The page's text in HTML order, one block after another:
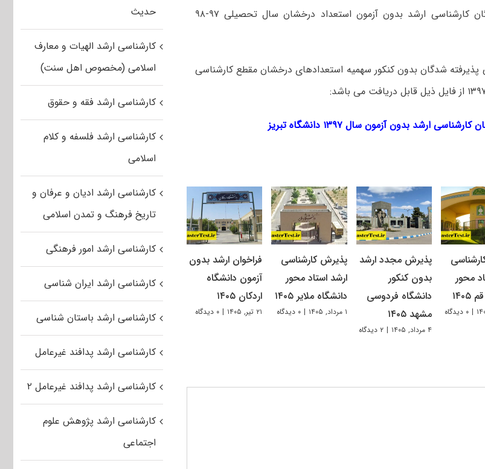
فهرست اسامی پذیرفته‌شدگان کارشناسی ارشد بدون آزمون استعداد درخشان سال تحصیلی ۹۷-۹۸
شدگان بدون کنکور سهمیه استعدادهای درخشان مقطع کارشناسی
ارشد بدون آزمون سال ۱۳۹۷ دانشگاه تبریز
محور
| ۰ دیدگاه
پذیرش مجدد ارشد
بدون کنکور
دانشگاه فردوسی
مشهد ۱۴۰۵
۴ مرداد, ۱۴۰۵ | ۲ دیدگاه
پذیرش کارشناسی
ارشد استاد محور
دانشگاه ملایر ۱۴۰۵
۱ مرداد, ۱۴۰۵ | ۰ دیدگاه
فراخوان ارشد بدون
آزمون دانشگاه
اردکان ۱۴۰۵
۲۱ تیر, ۱۴۰۵ | ۰ دیدگاه
حدیث
کارشناسی ارشد الهیات و معارف
اسلامی (مخصوص اهل سنت)
کارشناسی ارشد فقه و حقوق
کارشناسی ارشد فلسفه و کلام
اسلامی
کارشناسی ارشد ادیان و عرفان و
تاریخ فرهنگ و تمدن اسلامی
کارشناسی ارشد امور فرهنگی
کارشناسی ارشد ایران شناسی
کارشناسی ارشد باستان شناسی
کارشناسی ارشد پدافند غیرعامل
کارشناسی ارشد پدافند غیرعامل ۲
کارشناسی ارشد پژوهش علوم
اجتماعی